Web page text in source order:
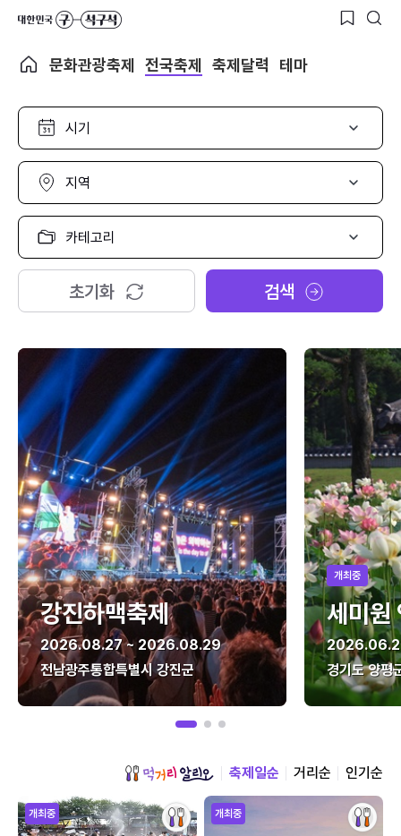
문화관광축제 전국축제 축제달력 테마
시
선
택
지
선
택
카
고
리
택
초기화 검색
강진하맥축제
2026.08.27 ~ 2026.08.29
전남광주통합특별시 강진군
개최중
세미원
경기도 양평
축제일순 거리순 인기순
개최중 개최중